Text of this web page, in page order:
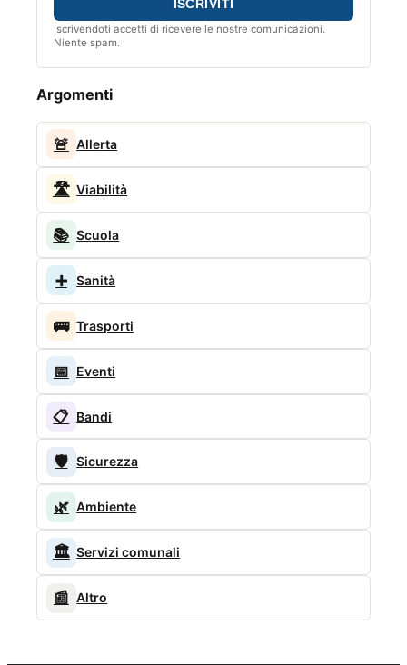
Iscrivendoti accetti di ricevere le nostre comunicazioni.
Niente spam.
Argomenti
🚨 Allerta
🛣️ Viabilità
📚 Scuola
➕ Sanità
🚌 Trasporti
📅 Eventi
📋 Bandi
🛡️ Sicurezza
🌿 Ambiente
🏛️ Servizi comunali
📰 Altro